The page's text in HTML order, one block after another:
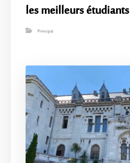
les meilleurs étudiants
Principal